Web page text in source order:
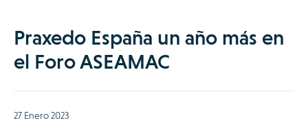
Praxedo España un año más en
el Foro ASEAMAC
27 Enero 2023